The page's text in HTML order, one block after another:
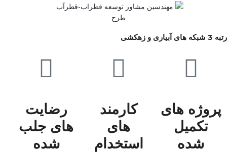
رتبه 3 شبکه های آبیاری و زهکشی
پروژه های
تکمیل
شده
کارمند
های
استخدام
رضایت
های جلب
شده